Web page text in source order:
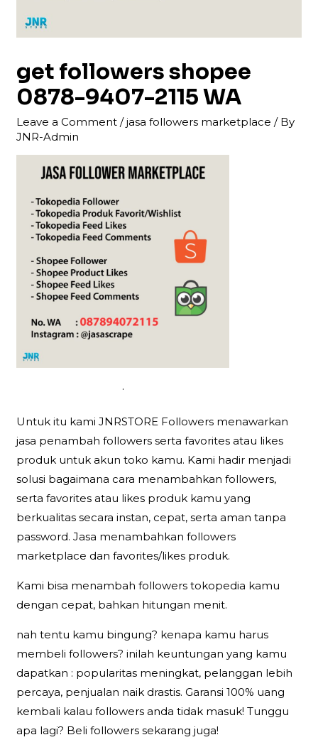
get followers shopee
0878-9407-2115 WA
Leave a Comment /jasa followers marketplace / By
JNR-Admin
.
Untuk itu kami JNRSTORE Followers menawarkan
jasa penambah followers serta favorites atau likes
produk untuk akun toko kamu. Kami hadir menjadi
solusi bagaimana cara menambahkan followers,
serta favorites atau likes produk kamu yang
berkualitas secara instan, cepat, serta aman tanpa
password. Jasa menambahkan followers
marketplace dan favorites/likes produk.
Kami bisa menambah followers tokopedia kamu
dengan cepat, bahkan hitungan menit.
nah tentu kamu bingung? kenapa kamu harus
membeli followers? inilah keuntungan yang kamu
dapatkan : popularitas meningkat, pelanggan lebih
percaya, penjualan naik drastis. Garansi 100% uang
kembali kalau followers anda tidak masuk! Tunggu
apa lagi? Beli followers sekarang juga!